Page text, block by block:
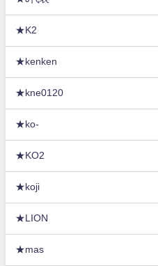
★K2
★kenken
★kne0120
★ko-
★KO2
★koji
★LION
★mas